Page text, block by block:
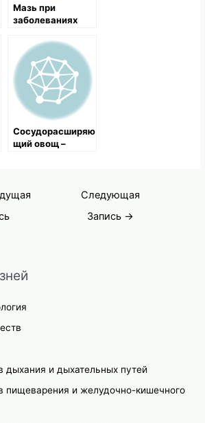
дыхания и дыхательных путей
пищеварения и желудочно-кишечного
Мазь при
заболеваниях
Сосудорасширяю
щий овощ –
Следующая
Запись →